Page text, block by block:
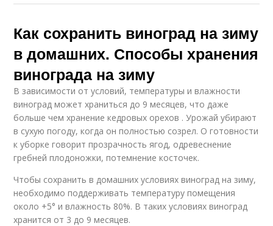
Как сохранить виноград на зиму
в домашних. Способы хранения
винограда на зиму
В зависимости от условий, температуры и влажности
виноград может храниться до 9 месяцев, что даже
больше чем хранение кедровых орехов . Урожай убирают
в сухую погоду, когда он полностью созрел. О готовности
к уборке говорит прозрачность ягод, одревеснение
гребней плодоножки, потемнение косточек.
Чтобы сохранить в домашних условиях виноград на зиму,
необходимо поддерживать температуру помещения
около +5° и влажность 80%. В таких условиях виноград
хранится от 3 до 9 месяцев.